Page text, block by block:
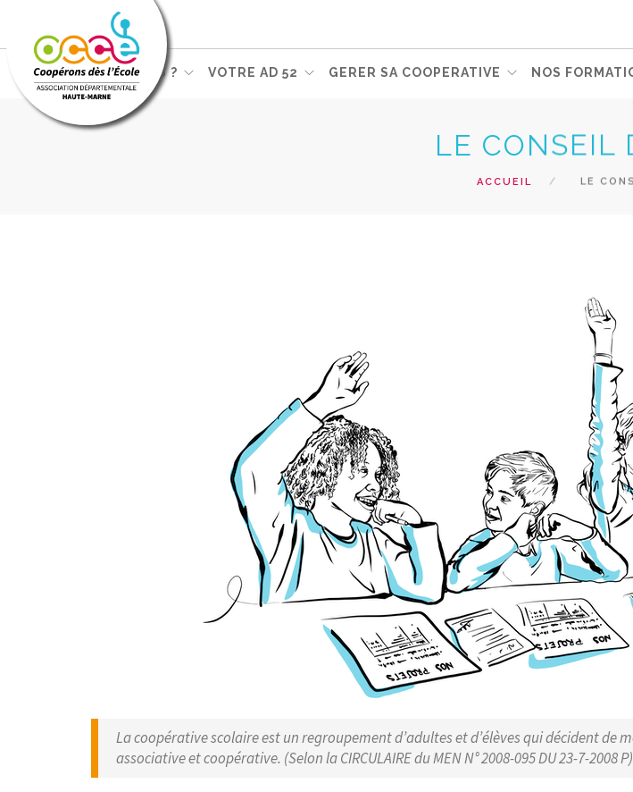
L'OCCE, ...... OUI MAIS ? VOTRE AD 52 GERER SA COOPERATIVE NOS
PEDAGOGIE COOPERATIVE
LE CONSEIL
ACCUEIL LE
La coopérative scolaire est un regroupement d’adultes et d’élèves qui décident
associative et coopérative. (Selon la CIRCULAIRE du MEN N° 2008-095 DU 23-7-2008 P)